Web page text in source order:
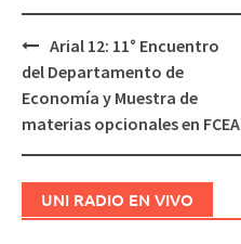
Navegación
de
entradas
Arial 12: 11° Encuentro
del Departamento de
Economía y Muestra de
materias opcionales en FCEA
UNI RADIO EN VIVO